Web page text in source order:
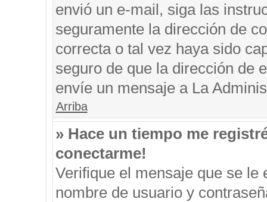
envió un e-mail, siga las
seguramente la dirección de
correcta o tal vez haya sido
seguro de que la dirección de
envíe un mensaje a La
Arriba
» Hace un tiempo me
conectarme!
Verifique el mensaje que se
nombre de usuario y